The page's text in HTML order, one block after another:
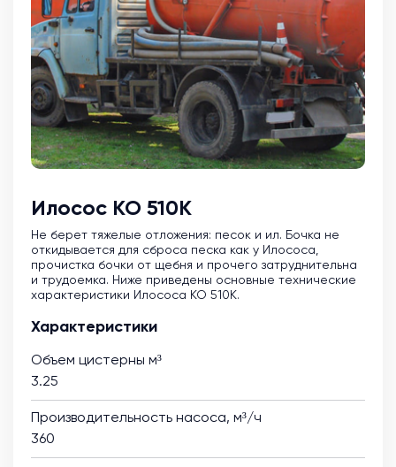
Илосос КО 510К
Не берет тяжелые отложения: песок и ил. Бочка не
откидывается для сброса песка как у Илососа,
прочистка бочки от щебня и прочего затруднительна
и трудоемка. Ниже приведены основные технические
характеристики Илососа КО 510К.
Характеристики
Объем цистерны м³
3.25
Производительность насоса, м³/ч
360